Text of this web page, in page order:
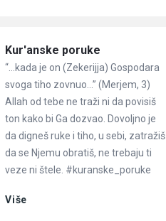
Članci
Kur'anske poruke
“…kada je on (Zekerijja) Gospodara
svoga tiho zovnuo…” (Merjem, 3)
Allah od tebe ne traži ni da povisiš
ton kako bi Ga dozvao. Dovoljno je
da digneš ruke i tiho, u sebi, zatražiš
da se Njemu obratiš, ne trebaju ti
veze ni štele. #kuranske_poruke
Više